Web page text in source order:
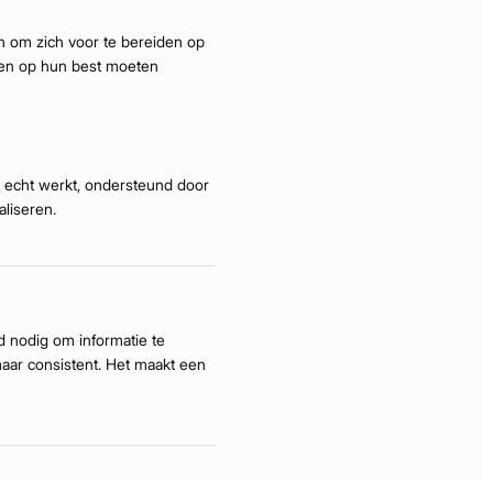
om zich voor te bereiden op
op hun best moeten
werkt, ondersteund door
nodig om informatie te
consistent. Het maakt een